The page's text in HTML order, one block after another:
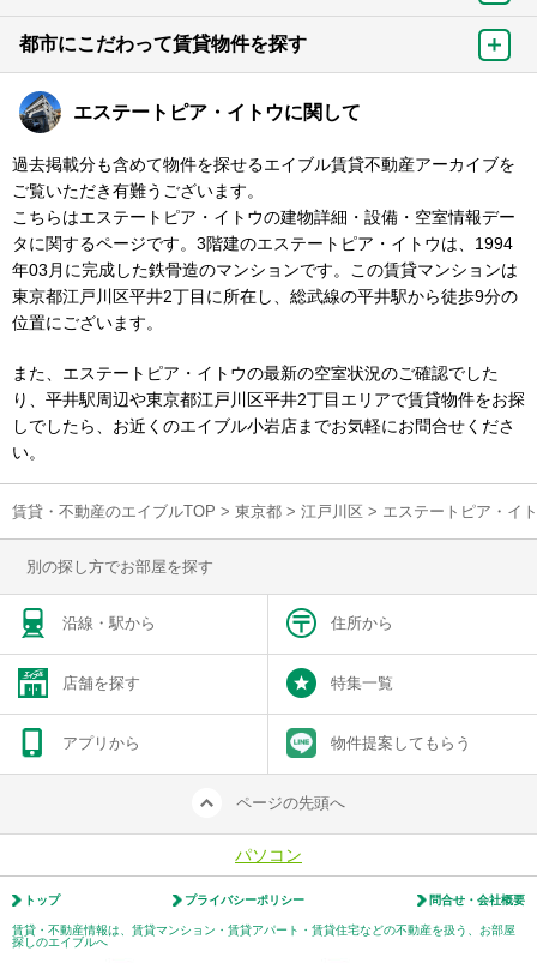
都市にこだわって賃貸物件を探す
エステートピア・イトウに関して
過去掲載分も含めて物件を探せるエイブル賃貸不動産アーカイブを
ご覧いただき有難うございます。
こちらはエステートピア・イトウの建物詳細・設備・空室情報デー
タに関するページです。3階建のエステートピア・イトウは、1994
年03月に完成した鉄骨造のマンションです。この賃貸マンションは
東京都江戸川区平井2丁目に所在し、総武線の平井駅から徒歩9分の
位置にございます。
また、エステートピア・イトウの最新の空室状況のご確認でした
り、平井駅周辺や東京都江戸川区平井2丁目エリアで賃貸物件をお探
しでしたら、お近くのエイブル小岩店までお気軽にお問合せくださ
い。
賃貸・不動産のエイブルTOP > 東京都 > 江戸川区 > エステートピア・イ
別の探し方でお部屋を探す
沿線・駅から 住所から
店舗を探す 特集一覧
アプリから 物件提案してもらう
ページの先頭へ
パソコン
トップ プライバシーポリシー 問合せ・会社概要
賃貸・不動産情報は、賃貸マンション・賃貸アパート・賃貸住宅などの不動産を扱う、お部屋
探しのエイブルへ